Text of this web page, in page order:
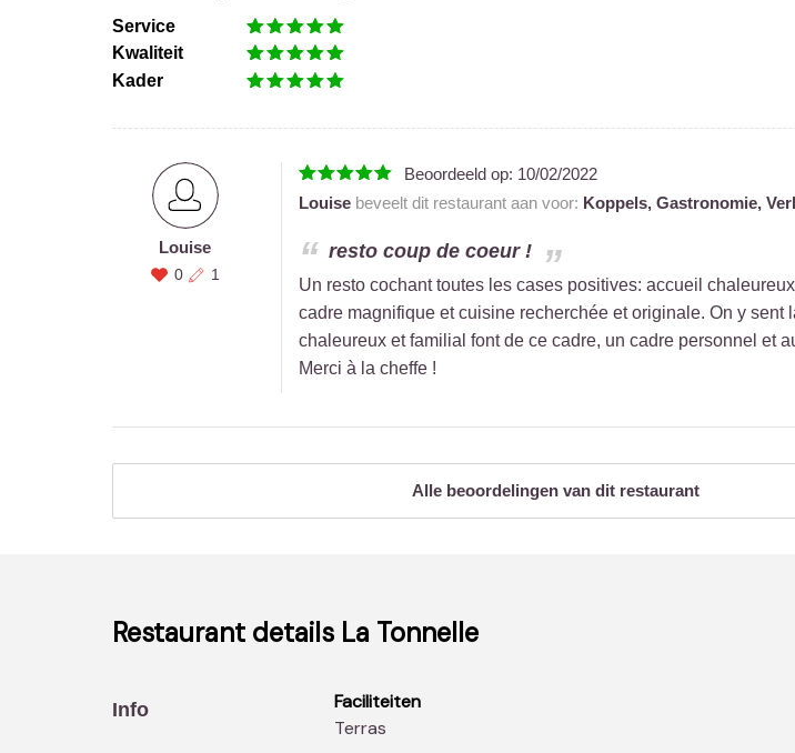
Service
Kwaliteit
Kader
Louise
0 1
Beoordeeld op: 10/02/2022
Louisebeveelt dit restaurant aan voor: Koppels, Gastronomie,
resto coup de coeur !
Un resto cochant toutes les cases positives: accueil
cadre magnifique et cuisine recherchée et originale. On y sent
chaleureux et familial font de ce cadre, un cadre personnel et
Merci à la cheffe !
Alle beoordelingen van dit restaurant
Restaurant details La Tonnelle
Info
Faciliteiten
Terras